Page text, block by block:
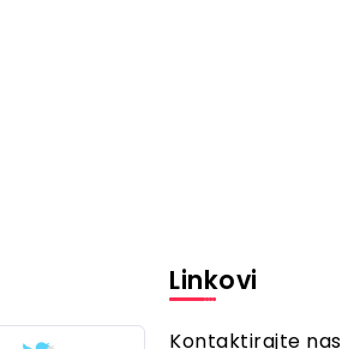
Linkovi
Kontaktirajte nas